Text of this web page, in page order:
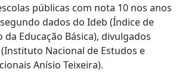
públicas com nota 10 nos anos
dados do Ideb (Índice de
Educação Básica), divulgados
Nacional de Estudos e
Anísio Teixeira).